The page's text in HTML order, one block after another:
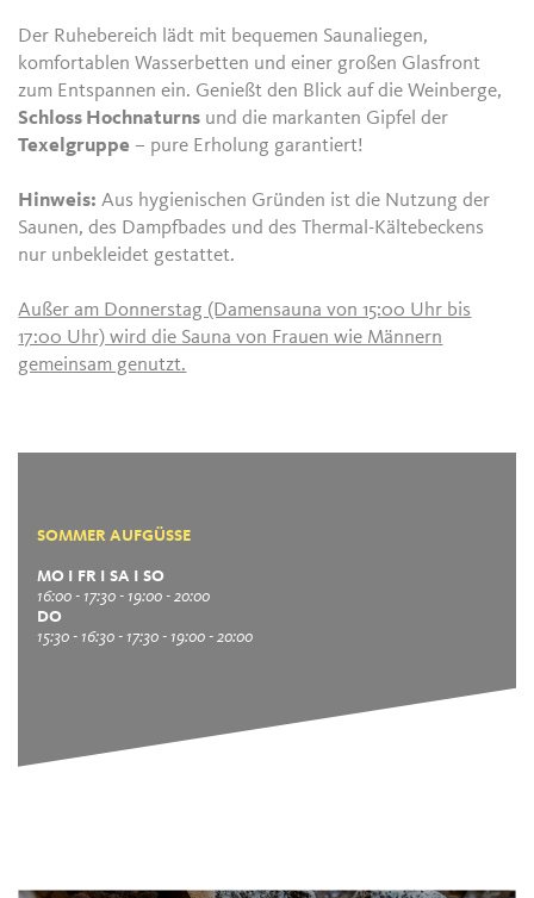
Der Ruhebereich lädt mit bequemen Saunaliegen,
komfortablen Wasserbetten und einer großen Glasfront
zum Entspannen ein. Genießt den Blick auf die Weinberge,
Schloss Hochnaturns und die markanten Gipfel der
Texelgruppe – pure Erholung garantiert!
Hinweis: Aus hygienischen Gründen ist die Nutzung der
Saunen, des Dampfbades und des Thermal-Kältebeckens
nur unbekleidet gestattet.
Außer am Donnerstag (Damensauna von 15:00 Uhr bis
17:00 Uhr) wird die Sauna von Frauen wie Männern
gemeinsam genutzt.
SOMMER AUFGÜSSE
MO I FR I SA I SO
16:00 - 17:30 - 19:00 - 20:00
DO
15:30 - 16:30 - 17:30 - 19:00 - 20:00